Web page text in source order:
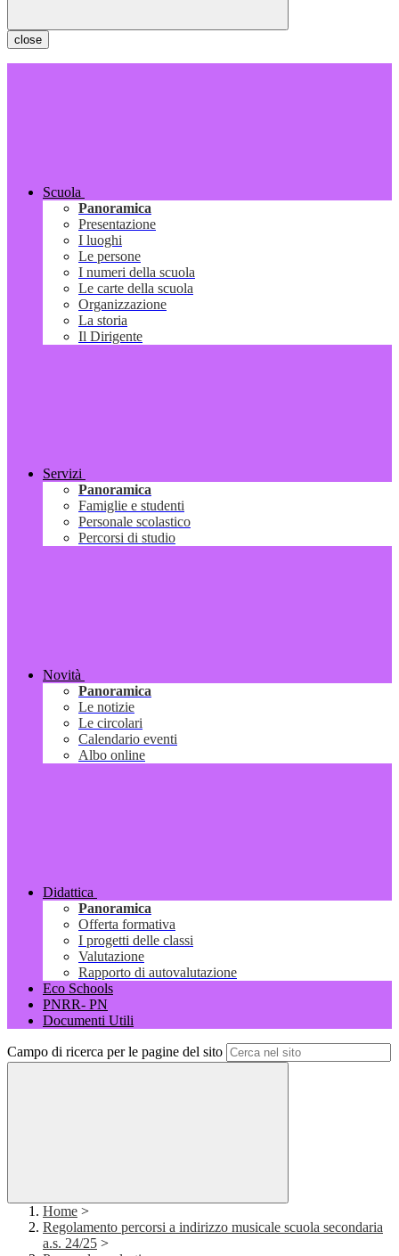
close
Scuola
Panoramica
Presentazione
I luoghi
Le persone
I numeri della scuola
Le carte della scuola
Organizzazione
La storia
Il Dirigente
Servizi
Panoramica
Famiglie e studenti
Personale scolastico
Percorsi di studio
Novità
Panoramica
Le notizie
Le circolari
Calendario eventi
Albo online
Didattica
Panoramica
Offerta formativa
I progetti delle classi
Valutazione
Rapporto di autovalutazione
Eco Schools
PNRR- PN
Documenti Utili
Campo di ricerca per le pagine del sito
Home >
Regolamento percorsi a indirizzo musicale scuola secondaria
a.s. 24/25 >